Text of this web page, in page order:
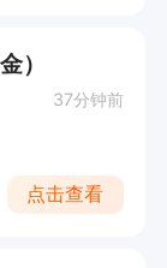
）
37分钟前
点击查看